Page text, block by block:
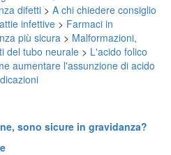
difetti > A chi chiedere consiglio
infettive > Farmaci in
più sicura > Malformazioni,
del tubo neurale > L'acido folico
aumentare l'assunzione di acido
sono sicure in gravidanza?